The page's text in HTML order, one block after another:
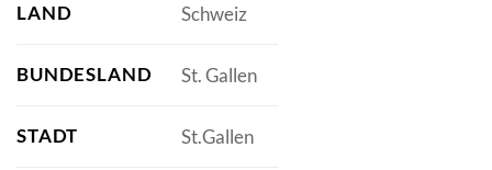
LAND Schweiz
BUNDESLAND St. Gallen
STADT St.Gallen